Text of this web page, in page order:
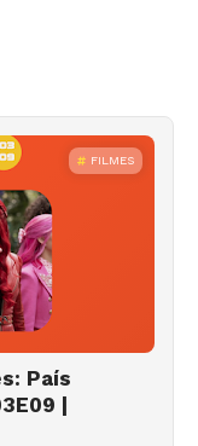
FILMES
País
|